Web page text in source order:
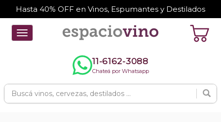
Hasta 40% OFF en Vinos, Espumantes y Destilados
Toggle
navigation
11-6162-3088
Chateá por Whatsapp